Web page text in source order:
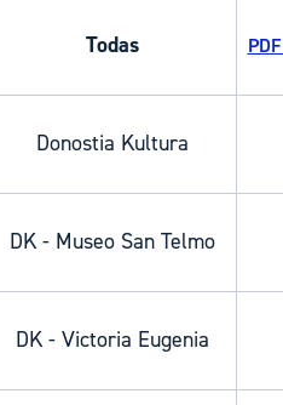
Todas
Donostia Kultura
DK - Museo San Telmo
DK - Victoria Eugenia